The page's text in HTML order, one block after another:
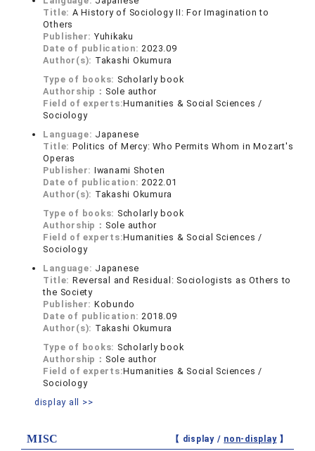
Title: A History of Sociology II: For Imagination to
Others
Publisher: Yuhikaku
Date of publication:2023.09
Author(s): Takashi Okumura
Type of books: Scholarly book
Authorship： Sole author
Field of experts:Humanities & Social Sciences /
Sociology
Language: Japanese
Title: Politics of Mercy: Who Permits Whom in Mozart's
Operas
Publisher: Iwanami Shoten
Date of publication:2022.01
Author(s): Takashi Okumura
Type of books: Scholarly book
Authorship： Sole author
Field of experts:Humanities & Social Sciences /
Sociology
Language: Japanese
Title: Reversal and Residual: Sociologists as Others to
the Society
Publisher: Kobundo
Date of publication:2018.09
Author(s): Takashi Okumura
Type of books: Scholarly book
Authorship： Sole author
Field of experts:Humanities & Social Sciences /
Sociology
display all >>
MISC 【 display / non-display】